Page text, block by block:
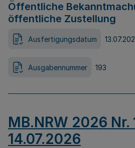
Öffentliche
öffentliche Zustellung
Ausfertigungsdatum
Ausgabennummer 193
MB.NRW 2026 Nr.
14.07.2026